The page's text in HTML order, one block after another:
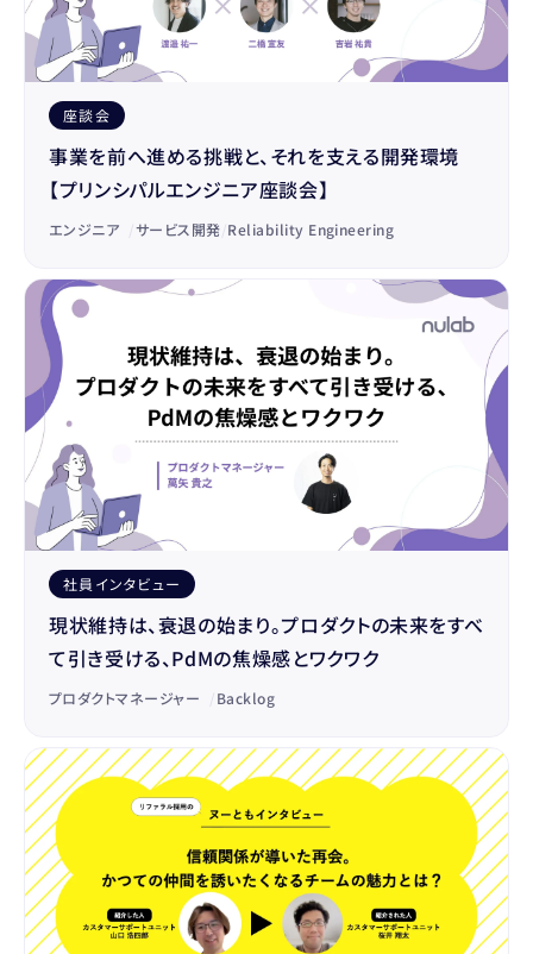
座談会
事業を前へ進める挑戦と、それを支える開発環境
【プリンシパルエンジニア座談会】
エンジニア サービス開発 Reliability Engineering
社員インタビュー
現状維持は、衰退の始まり。プロダクトの未来をすべ
て引き受ける、PdMの焦燥感とワクワク
プロダクトマネージャー Backlog